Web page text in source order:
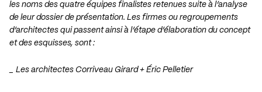
les noms des quatre équipes finalistes retenues suite à l’analyse
de leur dossier de présentation. Les firmes ou regroupements
d’architectes qui passent ainsi à l’étape d’élaboration du concept
et des esquisses, sont :
Les architectes Corriveau Girard+ Éric Pelletier